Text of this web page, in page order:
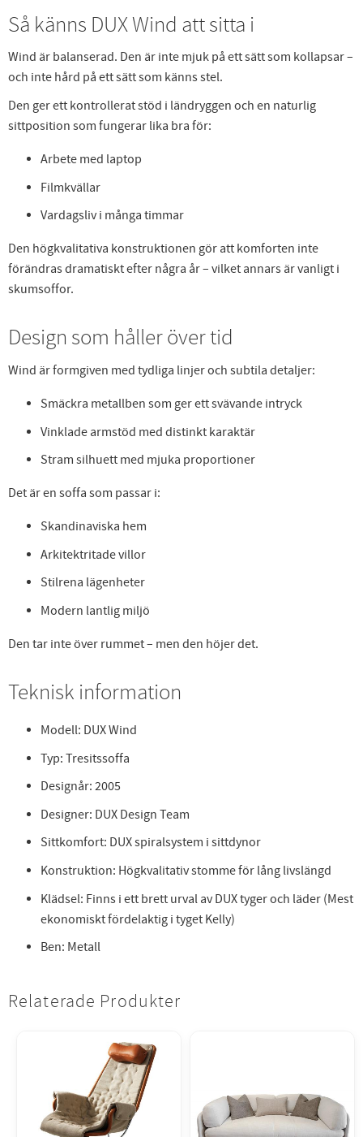
Så känns DUX Wind att sitta i
Wind är balanserad. Den är inte mjuk på ett sätt som kollapsar –
och inte hård på ett sätt som känns stel.
Den ger ett kontrollerat stöd i ländryggen och en naturlig
sittposition som fungerar lika bra för:
Arbete med laptop
Filmkvällar
Vardagsliv i många timmar
Den högkvalitativa konstruktionen gör att komforten inte
förändras dramatiskt efter några år – vilket annars är vanligt i
skumsoffor.
Design som håller över tid
Wind är formgiven med tydliga linjer och subtila detaljer:
Smäckra metallben som ger ett svävande intryck
Vinklade armstöd med distinkt karaktär
Stram silhuett med mjuka proportioner
Det är en soffa som passar i:
Skandinaviska hem
Arkitektritade villor
Stilrena lägenheter
Modern lantlig miljö
Den tar inte över rummet – men den höjer det.
Teknisk information
Modell: DUX Wind
Typ: Tresitssoffa
Designår: 2005
Designer: DUX Design Team
Sittkomfort: DUX spiralsystem i sittdynor
Konstruktion: Högkvalitativ stomme för lång livslängd
Klädsel: Finns i ett brett urval av DUX tyger och läder (Mest
ekonomiskt fördelaktig i tyget Kelly)
Ben: Metall
Relaterade Produkter